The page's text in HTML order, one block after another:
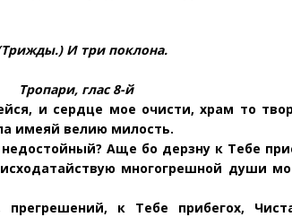
И три поклона.
Тропари, глас 8-й
и сердце мое очисти, храм то
имеяй велию милость.
недостойный? Аще бо дерзну к Тебе
многогрешной души
прегрешений, к Тебе прибегох,